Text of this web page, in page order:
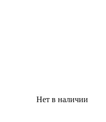
Нет в наличии